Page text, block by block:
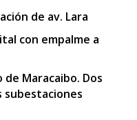
de av. Lara
con empalme a
Maracaibo. Dos
subestaciones